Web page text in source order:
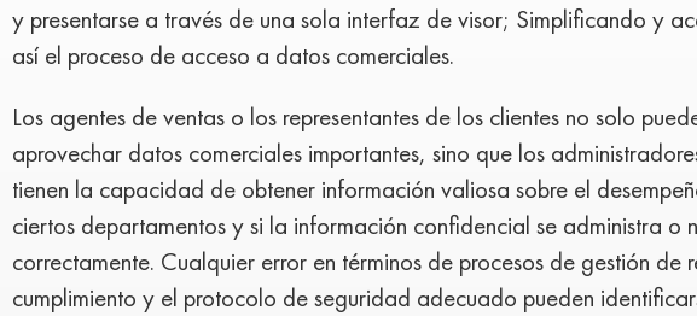
y presentarse a través de una sola interfaz de visor; Simplificando y
así el proceso de acceso a datos comerciales.
Los agentes de ventas o los representantes de los clientes no solo
aprovechar datos comerciales importantes, sino que los
tienen la capacidad de obtener información valiosa sobre el
ciertos departamentos y si la información confidencial se administra o
correctamente. Cualquier error en términos de procesos de gestión de
cumplimiento y el protocolo de seguridad adecuado pueden